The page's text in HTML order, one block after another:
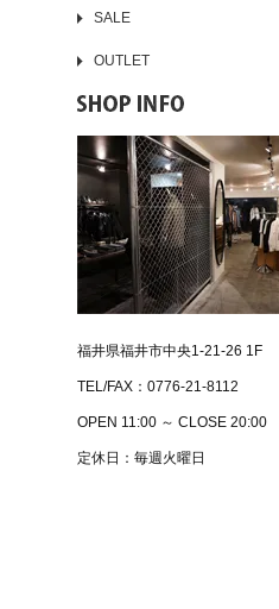
SALE
OUTLET
福井県福井市中央1-21-26 1F
TEL/FAX：0776-21-8112
OPEN 11:00 ～ CLOSE 20:00
定休日：毎週火曜日